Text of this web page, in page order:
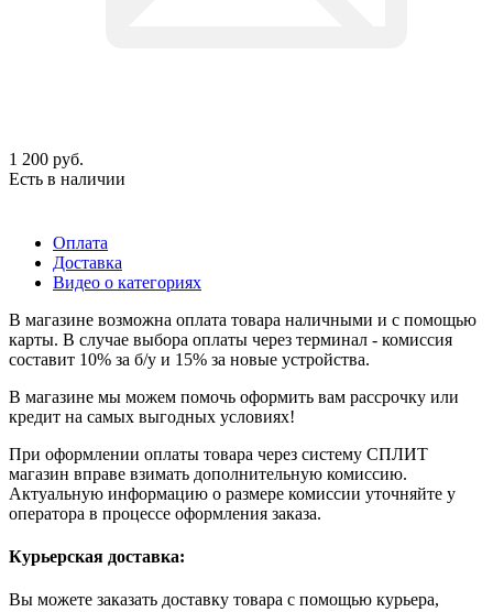
1 200 руб.
Есть в наличии
Оплата
Доставка
Видео о категориях
В магазине возможна оплата товара наличными и с помощью
карты. В случае выбора оплаты через терминал - комиссия
составит 10% за б/у и 15% за новые устройства.
В магазине мы можем помочь оформить вам рассрочку или
кредит на самых выгодных условиях!
При оформлении оплаты товара через систему СПЛИТ
магазин вправе взимать дополнительную комиссию.
Актуальную информацию о размере комиссии уточняйте у
оператора в процессе оформления заказа.
Курьерская доставка:
Вы можете заказать доставку товара с помощью курьера,